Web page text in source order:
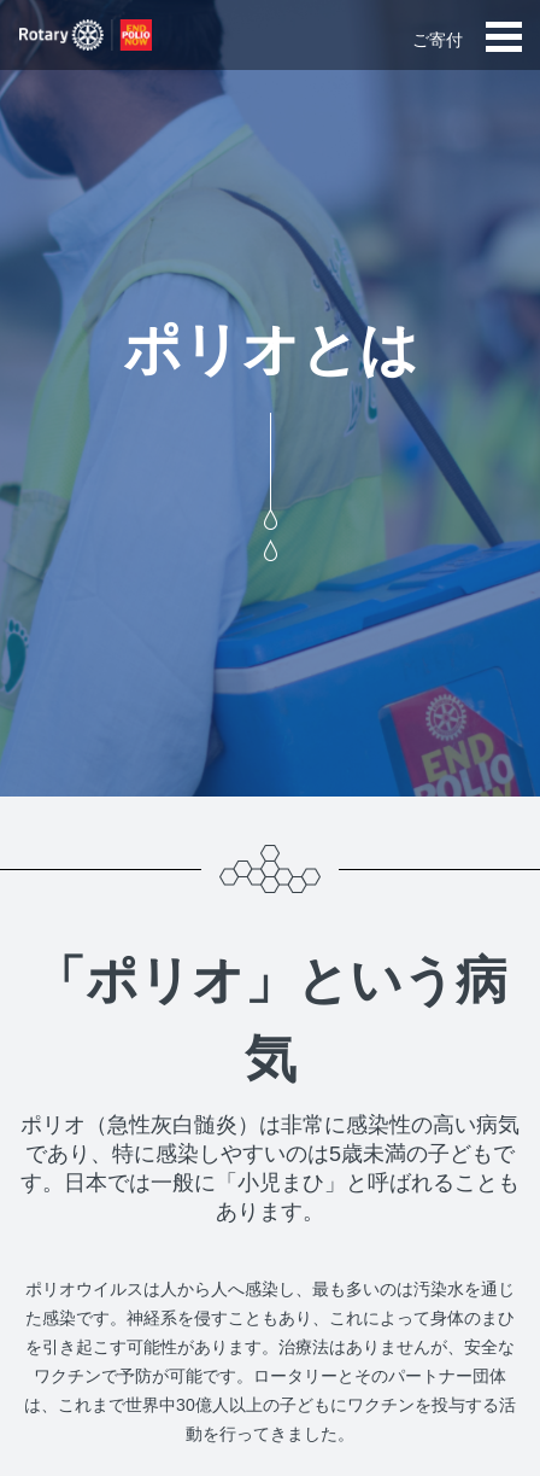
ご寄付
ポリオとは
「ポリオ」という病
気
ポリオ（急性灰白髄炎）は非常に感染性の高い病気
であり、特に感染しやすいのは5歳未満の子どもで
す。日本では一般に「小児まひ」と呼ばれることも
あります。
ポリオウイルスは人から人へ感染し、最も多いのは汚染水を通じ
た感染です。神経系を侵すこともあり、これによって身体のまひ
を引き起こす可能性があります。治療法はありませんが、安全な
ワクチンで予防が可能です。ロータリーとそのパートナー団体
は、これまで世界中30億人以上の子どもにワクチンを投与する活
動を行ってきました。